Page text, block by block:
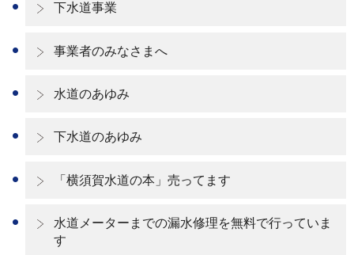
下水道事業
事業者のみなさまへ
水道のあゆみ
下水道のあゆみ
「横須賀水道の本」売ってます
水道メーターまでの漏水修理を無料で行っていま
す